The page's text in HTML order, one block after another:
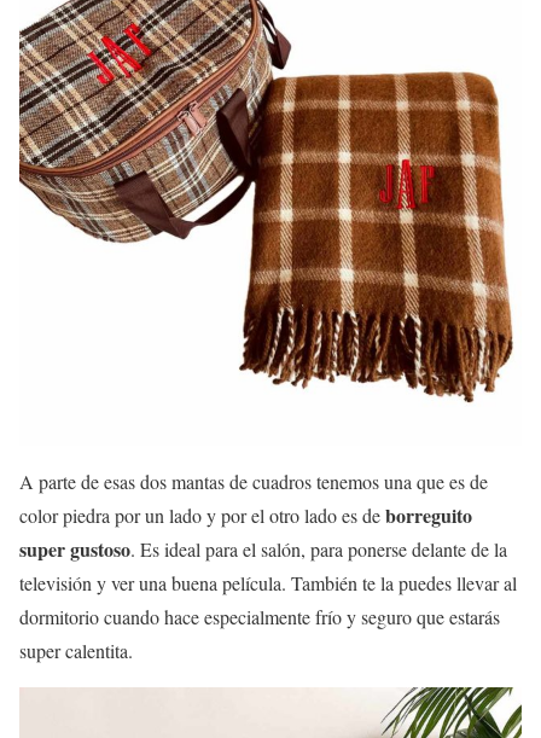
A parte de esas dos mantas de cuadros tenemos una que es de
color piedra por un lado y por el otro lado es deborreguito
super gustoso. Es ideal para el salón, para ponerse delante de la
televisión y ver una buena película. También te la puedes llevar al
dormitorio cuando hace especialmente frío y seguro que estarás
super calentita.